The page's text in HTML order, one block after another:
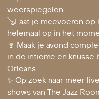
weerspiegelen.
🪕Laat je meevoeren op
helemaal op in het
🍷 Maak je avond
in de intieme en knusse
Orleans.
✨ Op zoek naar meer
shows van The Jazz